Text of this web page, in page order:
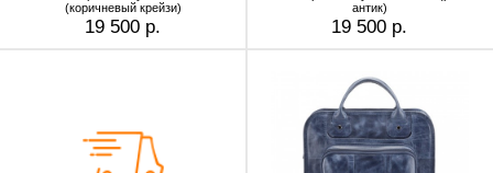
(коричневый крейзи)
19 500 р.
антик)
19 500 р.